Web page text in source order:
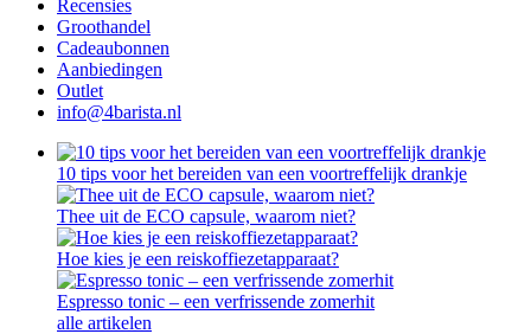
Recensies
Groothandel
Cadeaubonnen
Aanbiedingen
Outlet
info@4barista.nl
10 tips voor het bereiden van een voortreffelijk drankje
Thee uit de ECO capsule, waarom niet?
Hoe kies je een reiskoffiezetapparaat?
Espresso tonic – een verfrissende zomerhit
alle artikelen